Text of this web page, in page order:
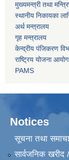
मुख्यमन्त्री तथा
स्थानीय निकायका
अर्थ मन्त्रालय
गृह मन्त्रालय
केन्द्रीय पंजिकरण
राष्ट्रिय योजना आयोग
PAMS
Notices
सूचना तथा
सार्वजनिक खरीद